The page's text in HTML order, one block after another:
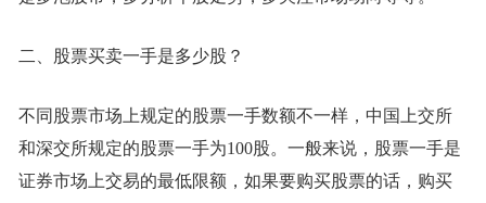
二、股票买卖一手是多少股？
不同股票市场上规定的股票一手数额不一样，中国上交所
和深交所规定的股票一手为100股。一般来说，股票一手是
证券市场上交易的最低限额，如果要购买股票的话，购买